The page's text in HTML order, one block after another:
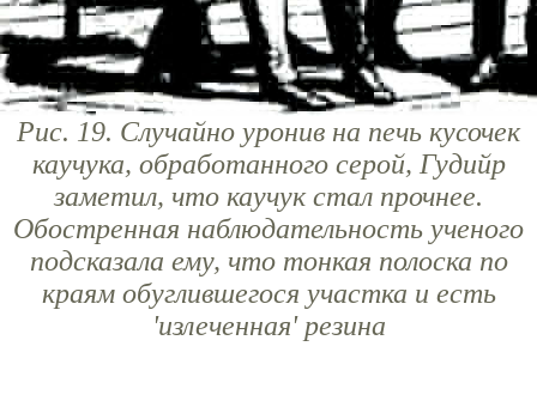
Рис. 19. Случайно уронив на печь кусочек
каучука, обработанного серой, Гудийр
заметил, что каучук стал прочнее.
Обостренная наблюдательность ученого
подсказала ему, что тонкая полоска по
краям обуглившегося участка и есть
'излеченная' резина